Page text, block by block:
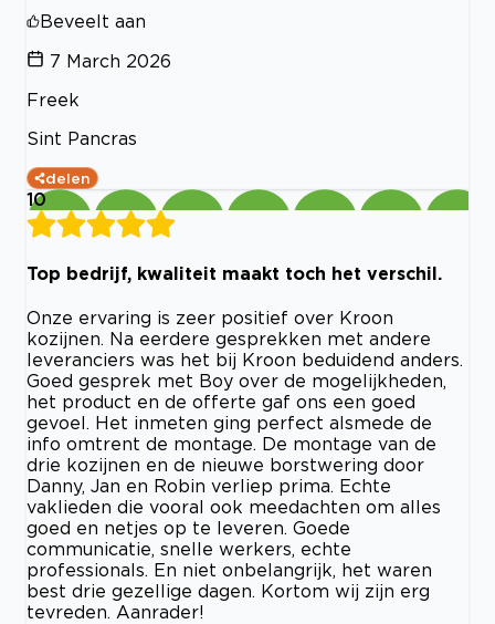
Beveelt aan
7 March 2026
Freek
Sint Pancras
delen
10
Top bedrijf, kwaliteit maakt toch het verschil.
Onze ervaring is zeer positief over Kroon
kozijnen. Na eerdere gesprekken met andere
leveranciers was het bij Kroon beduidend anders.
Goed gesprek met Boy over de mogelijkheden,
het product en de offerte gaf ons een goed
gevoel. Het inmeten ging perfect alsmede de
info omtrent de montage. De montage van de
drie kozijnen en de nieuwe borstwering door
Danny, Jan en Robin verliep prima. Echte
vaklieden die vooral ook meedachten om alles
goed en netjes op te leveren. Goede
communicatie, snelle werkers, echte
professionals. En niet onbelangrijk, het waren
best drie gezellige dagen. Kortom wij zijn erg
tevreden. Aanrader!